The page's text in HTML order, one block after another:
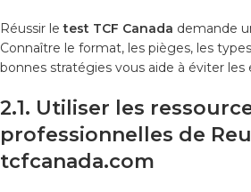
Réussir letest TCF Canada demande
Connaître le format, les pièges, les
bonnes stratégies vous aide à éviter les
2.1. Utiliser les
professionnelles de
tcfcanada.com